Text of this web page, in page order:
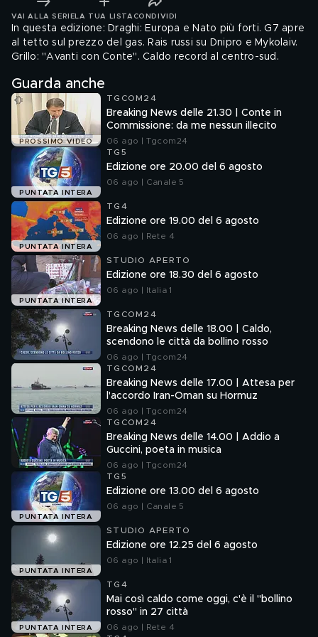
VAI ALLA SERIE LA TUA LISTA CONDIVIDI
In questa edizione: Draghi: Europa e Nato più forti. G7 apre
al tetto sul prezzo del gas. Rais russi su Dnipro e Mykolaiv.
Grillo: "Avanti con Conte". Caldo record al centro-sud.
Guarda anche
PROSSIMO VIDEO
TGCOM24
Breaking News delle 21.30 | Conte in
Commissione: da me nessun illecito
06 ago | Tgcom24
PUNTATA INTERA
TG5
Edizione ore 20.00 del 6 agosto
06 ago | Canale 5
PUNTATA INTERA
TG4
Edizione ore 19.00 del 6 agosto
06 ago | Rete 4
PUNTATA INTERA
STUDIO APERTO
Edizione ore 18.30 del 6 agosto
06 ago | Italia 1
TGCOM24
Breaking News delle 18.00 | Caldo,
scendono le città da bollino rosso
06 ago | Tgcom24
TGCOM24
Breaking News delle 17.00 | Attesa per
l'accordo Iran-Oman su Hormuz
06 ago | Tgcom24
TGCOM24
Breaking News delle 14.00 | Addio a
Guccini, poeta in musica
06 ago | Tgcom24
PUNTATA INTERA
TG5
Edizione ore 13.00 del 6 agosto
06 ago | Canale 5
PUNTATA INTERA
STUDIO APERTO
Edizione ore 12.25 del 6 agosto
06 ago | Italia 1
PUNTATA INTERA
TG4
Mai così caldo come oggi, c'è il "bollino
rosso" in 27 città
06 ago | Rete 4